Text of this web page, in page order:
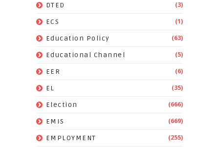
DTED (3)
ECS (1)
Education Policy (63)
Educational Channel (5)
EER (6)
EL (35)
Election (666)
EMIS (669)
EMPLOYMENT (255)